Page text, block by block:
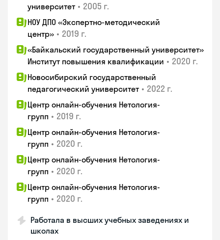
университет • 2005 г.
НОУ ДПО «Экспертно-методический
центр» • 2019 г.
«Байкальский государственный университет»
Институт повышения квалификации • 2020 г.
Новосибирский государственный
педагогический университет • 2022 г.
Центр онлайн-обучения Нетология-
групп • 2019 г.
Центр онлайн-обучения Нетология-
групп • 2020 г.
Центр онлайн-обучения Нетология-
групп • 2020 г.
Центр онлайн-обучения Нетология-
групп • 2020 г.
Работала в высших учебных заведениях и
школах